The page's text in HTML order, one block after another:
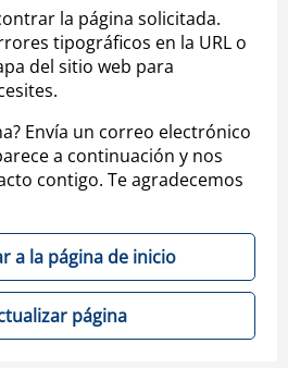
la página solicitada.
tipográficos en la URL o
del sitio web para
Envía un correo electrónico
a continuación y nos
contigo. Te agradecemos
a la página de inicio
página